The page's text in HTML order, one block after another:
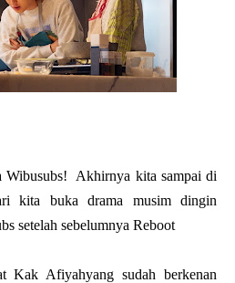
Wibusubs! Akhirnya kita sampai di
kita buka drama musim dingin
setelah sebelumnya Reboot
Kak Afiyahyang sudah berkenan